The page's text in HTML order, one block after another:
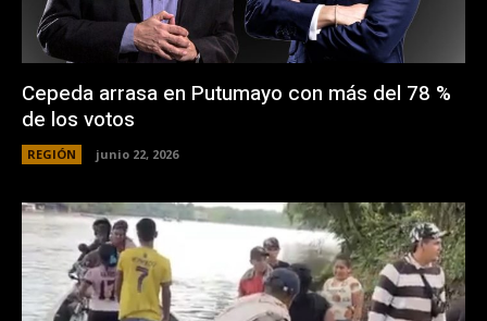
Cepeda arrasa en Putumayo con más del 78 %
de los votos
REGIÓN junio 22, 2026